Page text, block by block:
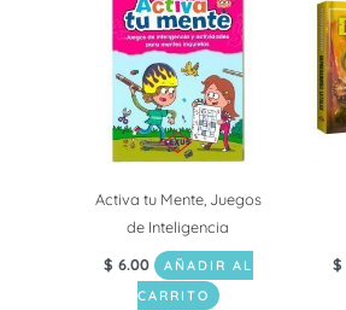
Activa tu Mente, Juegos
de Inteligencia
$ 6.00
AÑADIR AL
CARRITO
$